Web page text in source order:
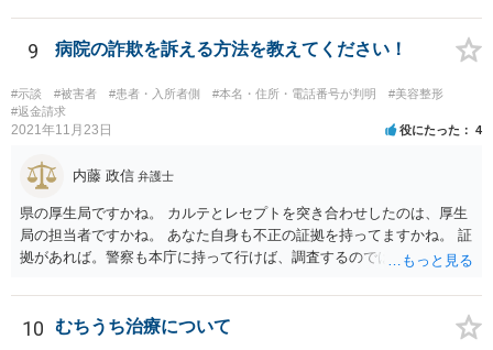
など公益的な側面のある業種ですと、公衆浴場法など各種業法で定め
られた理由以外での利用拒否は禁止されていますし、公の施設でもマ
スクなしだけでの利用拒否は問題となりえますが、民間のお店に対し
ては慰謝料の請求は認められないと考えられます。
9 病院の詐欺を訴える方法を教えてください！
#示談 #被害者 #患者・入所者側 #本名・住所・電話番号が判明
#美容整形
#返金請求
2021年11月23日 役にたった 4
内藤 政信 弁護士
県の厚生局ですかね。 カルテとレセプトを突き合わせしたのは、厚生
局の担当者ですかね。 あなた自身も不正の証拠を持ってますかね。 証
拠があれば。警察も本庁に持って行けば、調査するのではないで すか
で しょう。
10 むちうち治療について